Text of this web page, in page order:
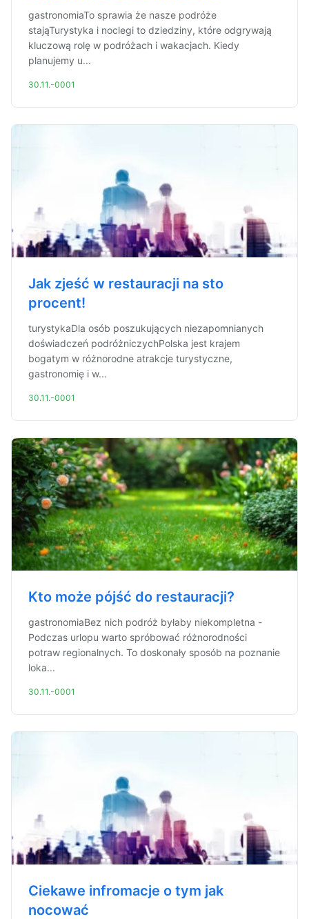
gastronomiaTo sprawia że nasze podróże
stająTurystyka i noclegi to dziedziny, które odgrywają
kluczową rolę w podróżach i wakacjach. Kiedy
planujemy u...
30.11.-0001
Jak zjeść w restauracji na sto
procent!
turystykaDla osób poszukujących niezapomnianych
doświadczeń podróżniczychPolska jest krajem
bogatym w różnorodne atrakcje turystyczne,
gastronomię i w...
30.11.-0001
Kto może pójść do restauracji?
gastronomiaBez nich podróż byłaby niekompletna -
Podczas urlopu warto spróbować różnorodności
potraw regionalnych. To doskonały sposób na poznanie
loka...
30.11.-0001
Ciekawe infromacje o tym jak
nocować